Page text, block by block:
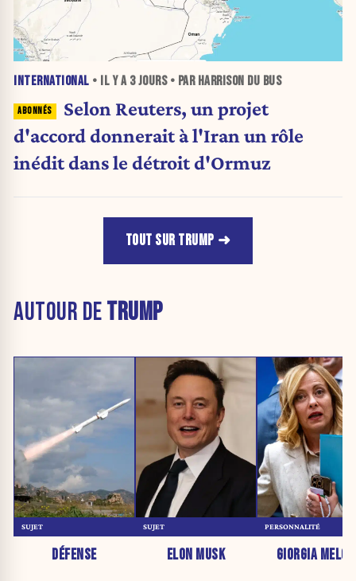
INTERNATIONAL • IL Y A 3 JOURS• PAR HARRISON DU BUS
Selon Reuters, un projet
d'accord donnerait à l'Iran un rôle
inédit dans le détroit d'Ormuz
TOUT SUR TRUMP
AUTOUR DETRUMP
DÉFENSE
SUJET
ELON MUSK
SUJET
GIORGIA
PERSONNALITÉ